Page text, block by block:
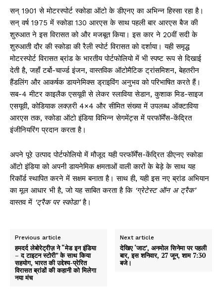
सन् 1901 से मोटरस्पोर्ट स्कोडा ऑटो के डीएनए का अभिन्न हिस्सा रहा है।
सन् वर्ष 1975 में स्कोडा 130 आरएस के साथ पहली बार आरएस बैज की
शुरुआत ने इस विरासत को और मजबूत किया। इस कार ने 20वीं सदी के
शुरुआती दौर की स्कोडा की रैली स्पोर्ट विरासत को दर्शाया। यही समृद्ध
मोटरस्पोर्ट विरासत ब्रांड के भारतीय पोर्टफोलियो में भी स्पष्ट रूप से दिखाई
देती है, जहाँ टर्बो-चार्ज्ड इंजन, वास्तविक ऑटोमैटिक ट्रांसमिशन, बेहतरीन
हैंडलिंग और आकर्षक डायनेमिक्स ड्राइविंग अनुभव को परिभाषित करते हैं।
सब-4 मीटर काइलैक एसयूवी से लेकर स्लाविया सेडान, कुशाक मिड-साइज
एसयूवी, कोडियाक लक्ज़री 4×4 और सीमित संख्या में उपलब्ध ऑक्टाविया
आरएस तक, स्कोडा ऑटो इंडिया विभिन्न सेगमेंट्स में परफॉर्मेंस-केंद्रित
इंजीनियरिंग प्रदान करता है।
अपने पूरे उत्पाद पोर्टफोलियो में मौजूद यही परफॉर्मेंस-केंद्रित डीएनए स्कोडा
ऑटो इंडिया को अपनी डायनेमिक क्षमताओं वाली कारों के बेड़े के साथ यह
रिकॉर्ड स्थापित करने में सक्षम बनाता है। साथ ही, यही इस नए ब्रांड अभियान
का मूल आधार भी है, जो यह साबित करता है कि ‘ग्रेटेस्ट ऑन अ ट्रैक’
वास्तव में ‘ट्रैक पर स्कोडा’है।
Previous article
हमदर्द लेबोरेट्रीज़ ने “मेड इन इंडिया
– द टाइटन स्टोरी” के साथ किया
सहयोग, भारत की उद्देश्य-प्रेरित
विरासत ब्रांडों की कहानी को मिलेगा
नया मंच
Next article
देखिए ‘जाट’, अनमोल सिनेमा पर पहली
बार, इस शनिवार, 27 जून, शाम 7:30
बजे।